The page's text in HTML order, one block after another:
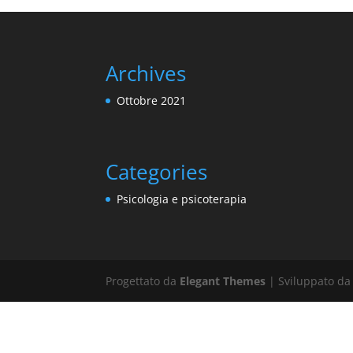
Archives
Ottobre 2021
Categories
Psicologia e psicoterapia
Progettato da Elegant Themes | Sviluppato